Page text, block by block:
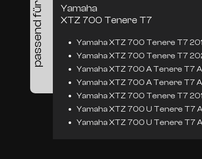
passend für
Yamaha
XTZ 700 Tenere T7
Yamaha XTZ 700 Tenere T7
Yamaha XTZ 700 Tenere T7
Yamaha XTZ 700 A Tenere T7
Yamaha XTZ 700 A Tenere T7
Yamaha XTZ 700 Tenere T7
Yamaha XTZ 700 U Tenere T7
Yamaha XTZ 700 U Tenere T7